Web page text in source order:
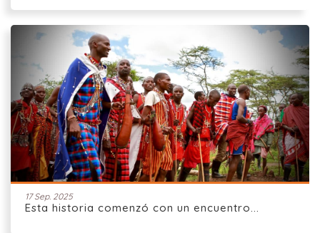
17 Sep. 2025
Esta historia comenzó con un encuentro...